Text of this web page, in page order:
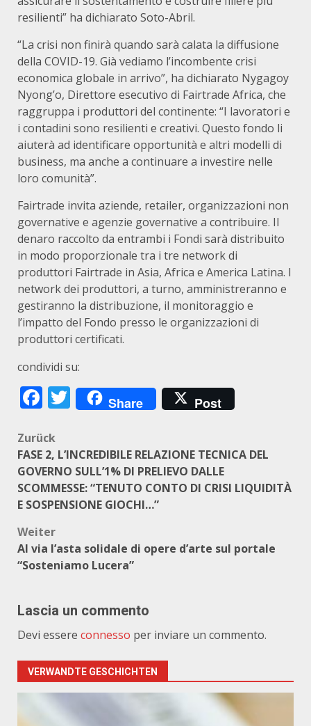
resilienti” ha dichiarato Soto-Abril.
“La crisi non finirà quando sarà calata la diffusione
della COVID-19. Già vediamo l’incombente crisi
economica globale in arrivo”, ha dichiarato Nygagoy
Nyong’o, Direttore esecutivo di Fairtrade Africa, che
raggruppa i produttori del continente: “I lavoratori e
i contadini sono resilienti e creativi. Questo fondo li
aiuterà ad identificare opportunità e altri modelli di
business, ma anche a continuare a investire nelle
loro comunità”.
Fairtrade invita aziende, retailer, organizzazioni non
governative e agenzie governative a contribuire. Il
denaro raccolto da entrambi i Fondi sarà distribuito
in modo proporzionale tra i tre network di
produttori Fairtrade in Asia, Africa e America Latina. I
network dei produttori, a turno, amministreranno e
gestiranno la distribuzione, il monitoraggio e
l’impatto del Fondo presso le organizzazioni di
produttori certificati.
condividi su:
Facebook
Twitter
Share Post
Beitragsnavigation
Zurück
FASE 2, L’INCREDIBILE RELAZIONE TECNICA DEL
GOVERNO SULL’1% DI PRELIEVO DALLE
SCOMMESSE: “TENUTO CONTO DI CRISI LIQUIDITÀ
E SOSPENSIONE GIOCHI…”
Weiter
Al via l’asta solidale di opere d’arte sul portale
“Sosteniamo Lucera”
Lascia un commento
Devi essere connesso per inviare un commento.
VERWANDTE GESCHICHTEN